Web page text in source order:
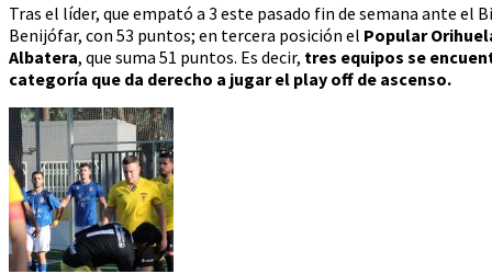
Tras el líder, que empató a 3 este pasado fin de semana ante el
Benijófar, con 53 puntos; en tercera posición el Popular
Albatera, que suma 51 puntos. Es decir, tres equipos se
categoría que da derecho a jugar el play off de ascenso.